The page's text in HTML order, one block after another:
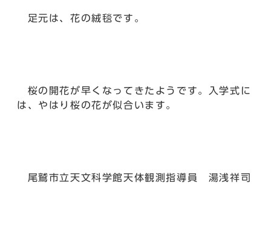
足元は、花の絨毯です。
桜の開花が早くなってきたようです。入学式に
は、やはり桜の花が似合います。
尾鷲市立天文科学館天体観測指導員 湯浅祥司